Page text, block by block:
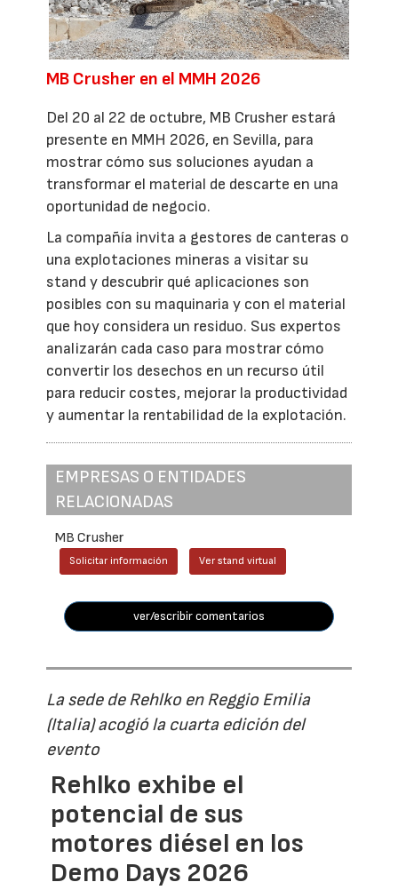
MB Crusher en el MMH 2026
Del 20 al 22 de octubre, MB Crusher estará
presente en MMH 2026, en Sevilla, para
mostrar cómo sus soluciones ayudan a
transformar el material de descarte en una
oportunidad de negocio.
La compañía invita a gestores de canteras o
una explotaciones mineras a visitar su
stand y descubrir qué aplicaciones son
posibles con su maquinaria y con el material
que hoy considera un residuo. Sus expertos
analizarán cada caso para mostrar cómo
convertir los desechos en un recurso útil
para reducir costes, mejorar la productividad
y aumentar la rentabilidad de la explotación.
EMPRESAS O ENTIDADES
RELACIONADAS
MB Crusher
Solicitar información Ver stand virtual
ver/escribir comentarios
La sede de Rehlko en Reggio Emilia
(Italia) acogió la cuarta edición del
evento
Rehlko exhibe el
potencial de sus
motores diésel en los
Demo Days 2026